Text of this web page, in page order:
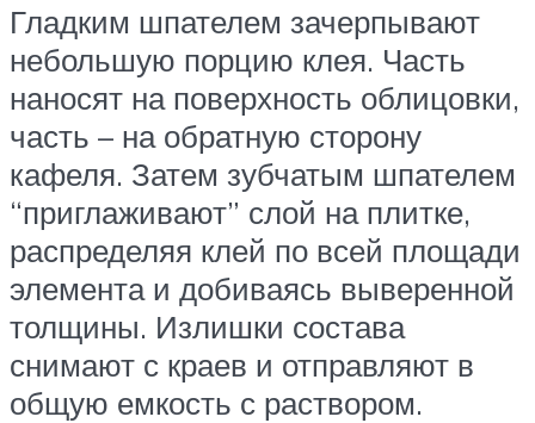
Гладким шпателем зачерпывают
небольшую порцию клея. Часть
наносят на поверхность облицовки,
часть – на обратную сторону
кафеля. Затем зубчатым шпателем
“приглаживают” слой на плитке,
распределяя клей по всей площади
элемента и добиваясь выверенной
толщины. Излишки состава
снимают с краев и отправляют в
общую емкость с раствором.